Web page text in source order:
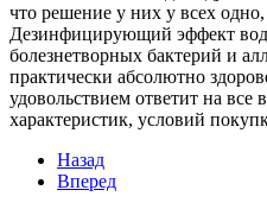
что решение у них у всех
Дезинфицирующий эффект
болезнетворных бактерий и
практически абсолютно
удовольствием ответит на
характеристик, условий
Назад
Вперед